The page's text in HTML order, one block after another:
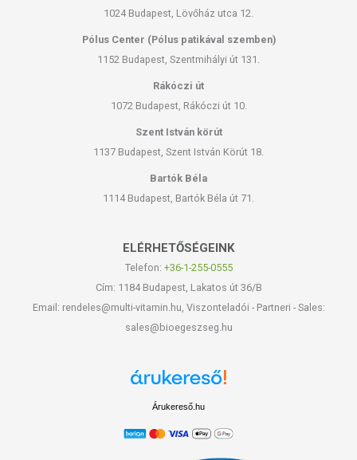
1024 Budapest, Lövőház utca 12.
Pólus Center (Pólus patikával szemben)
1152 Budapest, Szentmihályi út 131.
Rákóczi út
1072 Budapest, Rákóczi út 10.
Szent István körút
1137 Budapest, Szent István Körút 18.
Bartók Béla
1114 Budapest, Bartók Béla út 71.
ELÉRHETŐSÉGEINK
Telefon: +36-1-255-0555
Cím: 1184 Budapest, Lakatos út 36/B
Email: rendeles@multi-vitamin.hu, Viszonteladói - Partneri - Sales:
sales@bioegeszseg.hu
Árukereső.hu